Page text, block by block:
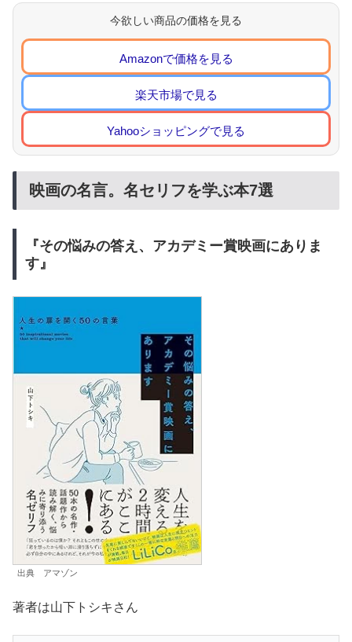
今欲しい商品の価格を見る
Amazonで価格を見る
楽天市場で見る
Yahooショッピングで見る
映画の名言。名セリフを学ぶ本7選
『その悩みの答え、アカデミー賞映画にありま
す』
出典 アマゾン
著者は山下トシキさん